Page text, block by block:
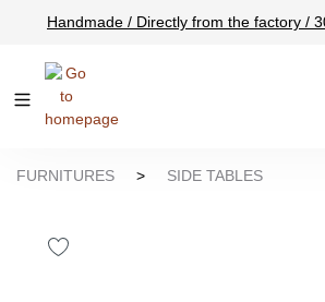
content
Handmade / Directly from the factory /
FURNITURES > SIDE TABLES